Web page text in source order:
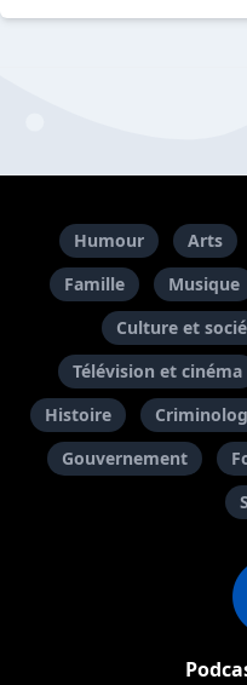
Humour Arts
Famille
Musique
Culture et
Télévision et cinéma
Histoire
Gouvernement